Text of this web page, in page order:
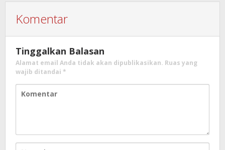
Komentar
Tinggalkan Balasan
Alamat email Anda tidak akan dipublikasikan. Ruas yang
wajib ditandai *